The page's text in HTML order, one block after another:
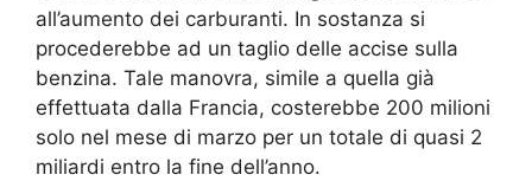
all’aumento dei carburanti. In sostanza si
procederebbe ad un taglio delle accise sulla
benzina. Tale manovra, simile a quella già
effettuata dalla Francia, costerebbe 200 milioni
solo nel mese di marzo per un totale di quasi 2
miliardi entro la fine dell’anno.